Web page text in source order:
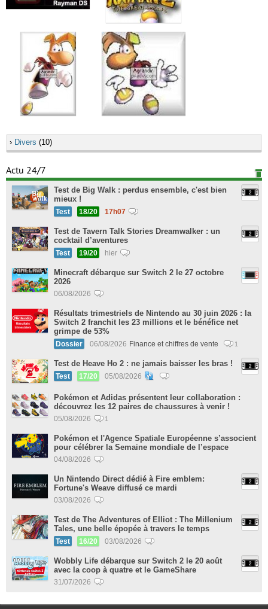
› Divers (10)
Actu 24/7
Test de Big Walk : perdus ensemble, c'est bien
mieux !
Test 18/20 17h07
Test de Tavern Talk Stories Dreamwalker : un
cocktail d’aventures
Test 19/20 hier
Minecraft débarque sur Switch 2 le 27 octobre
2026
06/08/2026
Résultats trimestriels de Nintendo au 30 juin 2026 : la
Switch 2 franchit les 23 millions et le bénéfice net
grimpe de 53%
Dossier 06/08/2026 Finance et chiffres de vente 1
Test de Heave Ho 2 : ne jamais baisser les bras !
Test 17/20 05/08/2026
Pokémon et Adidas présentent leur collaboration :
découvrez les 12 paires de chaussures à venir !
05/08/2026 1
Pokémon et l'Agence Spatiale Européenne s’associent
pour célébrer la Semaine mondiale de l’espace
04/08/2026
Un Nintendo Direct dédié à Fire emblem:
Fortune's Weave diffusé ce mardi
03/08/2026
Test de The Adventures of Elliot : The Millenium
Tales, une belle épopée à travers le temps
Test 16/20 03/08/2026
Wobbly Life débarque sur Switch 2 le 20 août
avec la coop à quatre et le GameShare
31/07/2026